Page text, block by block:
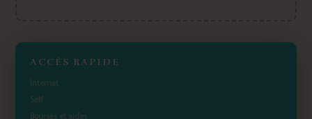
ACCÈS RAPIDE
Internat
Self
Bourses et aides